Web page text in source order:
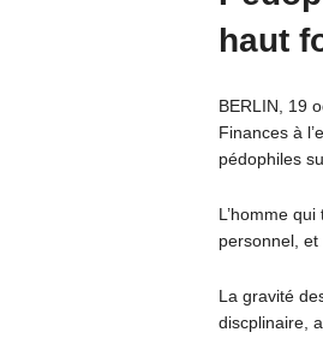
haut
BERLIN, 19
Finances à
pédophiles
L’homme
personnel,
La gravité
discplinaire,